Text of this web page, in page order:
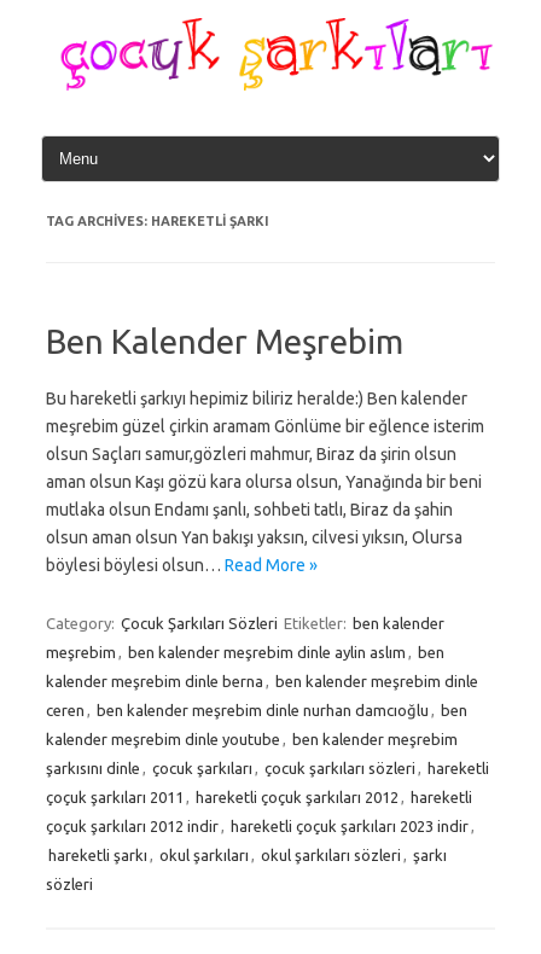
content
TAG ARCHIVES: HAREKETLI ŞARKI
Ben Kalender Meşrebim
Bu hareketli şarkıyı hepimiz biliriz heralde:) Ben kalender
meşrebim güzel çirkin aramam Gönlüme bir eğlence isterim
olsun Saçları samur,gözleri mahmur, Biraz da şirin olsun
aman olsun Kaşı gözü kara olursa olsun, Yanağında bir beni
mutlaka olsun Endamı şanlı, sohbeti tatlı, Biraz da şahin
olsun aman olsun Yan bakışı yaksın, cilvesi yıksın, Olursa
böylesi böylesi olsun… Read More »
Category: Çocuk Şarkıları Sözleri Etiketler: ben kalender
meşrebim
ben kalender meşrebim dinle aylin aslım
ben
kalender meşrebim dinle berna
ben kalender meşrebim dinle
ceren
ben kalender meşrebim dinle nurhan damcıoğlu
ben
kalender meşrebim dinle youtube
ben kalender meşrebim
şarkısını dinle
çocuk şarkıları çocuk şarkıları sözleri
hareketli
çoçuk şarkıları 2011
hareketli çoçuk şarkıları 2012
hareketli
çoçuk şarkıları 2012 indir
hareketli çoçuk şarkıları 2023 indir
hareketli şarkı
okul şarkıları okul şarkıları sözleri
şarkı
sözleri